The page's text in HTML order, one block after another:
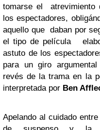
tomarse el atrevimiento
los espectadores,
aquello que daban por
el tipo de película
astuto de los
para un giro
revés de la trama en la
interpretada por Ben
Apelando al cuidado